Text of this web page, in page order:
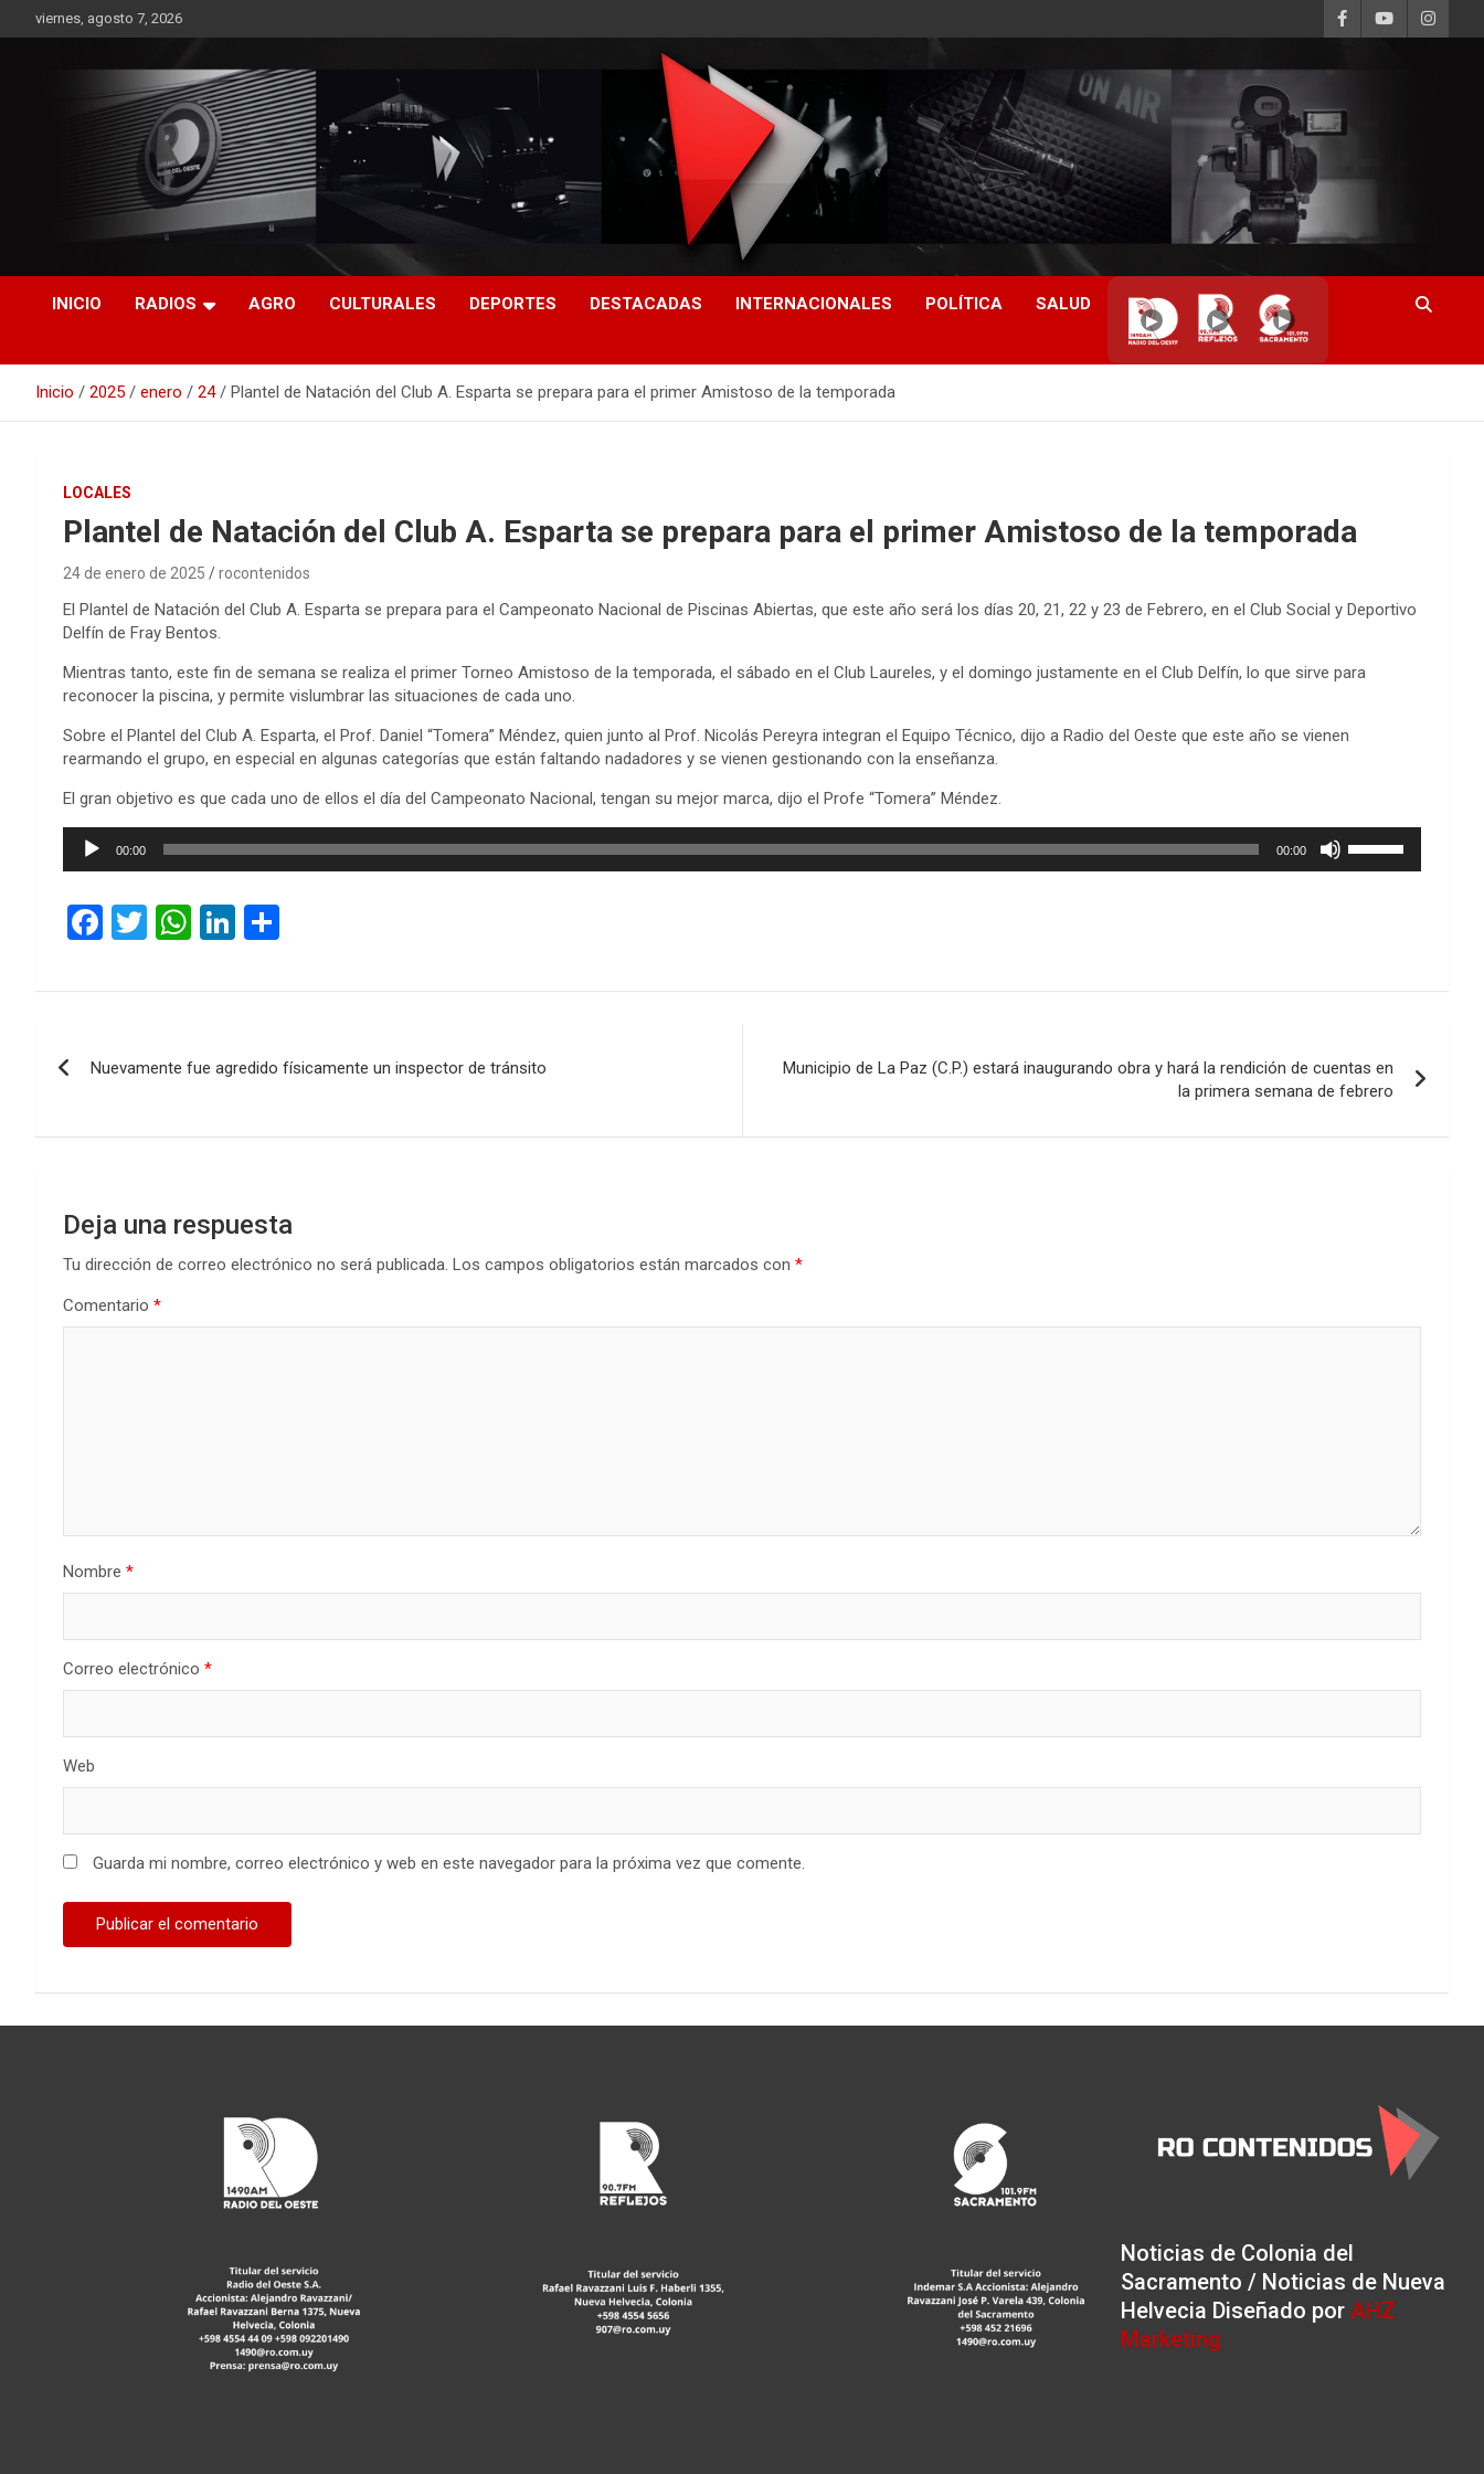
al
viernes, agosto 7, 2026
RO CONTENIDOS
INICIO RADIOS AGRO CULTURALES DEPORTES DESTACADAS INTERNACIONALES POLÍTICA SALUD
▶ ▶ ▶
Inicio 2025 enero 24 Plantel de Natación del Club A. Esparta se prepara para el primer Amistoso de la temporada
LOCALES
Plantel de Natación del Club A. Esparta se prepara para el primer Amistoso de la temporada
24 de enero de 2025 rocontenidos
El Plantel de Natación del Club A. Esparta se prepara para el Campeonato Nacional de Piscinas Abiertas, que este año será los días 20, 21, 22 y 23 de Febrero, en el Club Social y Deportivo
Delfín de Fray Bentos.
Mientras tanto, este fin de semana se realiza el primer Torneo Amistoso de la temporada, el sábado en el Club Laureles, y el domingo justamente en el Club Delfín, lo que sirve para
reconocer la piscina, y permite vislumbrar las situaciones de cada uno.
Sobre el Plantel del Club A. Esparta, el Prof. Daniel “Tomera” Méndez, quien junto al Prof. Nicolás Pereyra integran el Equipo Técnico, dijo a Radio del Oeste que este año se vienen
rearmando el grupo, en especial en algunas categorías que están faltando nadadores y se vienen gestionando con la enseñanza.
El gran objetivo es que cada uno de ellos el día del Campeonato Nacional, tengan su mejor marca, dijo el Profe “Tomera” Méndez.
Reproductor
00:00 00:00
el
volumen.
F
ce
o
k
T
tt
W
at
A
p
Li
ke
n
m
ar
entradas
Nuevamente fue agredido físicamente un inspector de tránsito
Municipio de La Paz (C.P.) estará inaugurando obra y hará la rendición de cuentas en
la primera semana de febrero
Deja una respuesta
Tu dirección de correo electrónico no será publicada. Los campos obligatorios están marcados con *
Comentario *
Nombre *
Correo electrónico *
Web
Guarda mi nombre, correo electrónico y web en este navegador para la próxima vez que comente.
Noticias de Colonia del
Sacramento / Noticias de Nueva
Helvecia Diseñado por AHZ
Marketing